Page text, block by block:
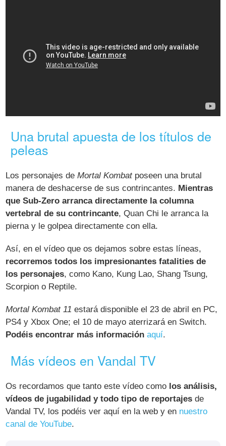
Una brutal apuesta de los títulos de
peleas
Los personajes deMortal Kombatposeen una brutal
manera de deshacerse de sus contrincantes. Mientras
que Sub-Zero arranca directamente la columna
vertebral de su contrincante, Quan Chi le arranca la
pierna y le golpea directamente con ella.
Así, en el vídeo que os dejamos sobre estas líneas,
recorremos todos los impresionantes fatalities de
los personajes, como Kano, Kung Lao, Shang Tsung,
Scorpion o Reptile.
Mortal Kombat 11 estará disponible el 23 de abril en PC,
PS4 y Xbox One; el 10 de mayo aterrizará en Switch.
Podéis encontrar más información aquí.
Más vídeos en Vandal TV
Os recordamos que tanto este vídeo como los análisis,
vídeos de jugabilidad y todo tipo de reportajes de
Vandal TV, los podéis ver aquí en la web y en nuestro
canal de YouTube.